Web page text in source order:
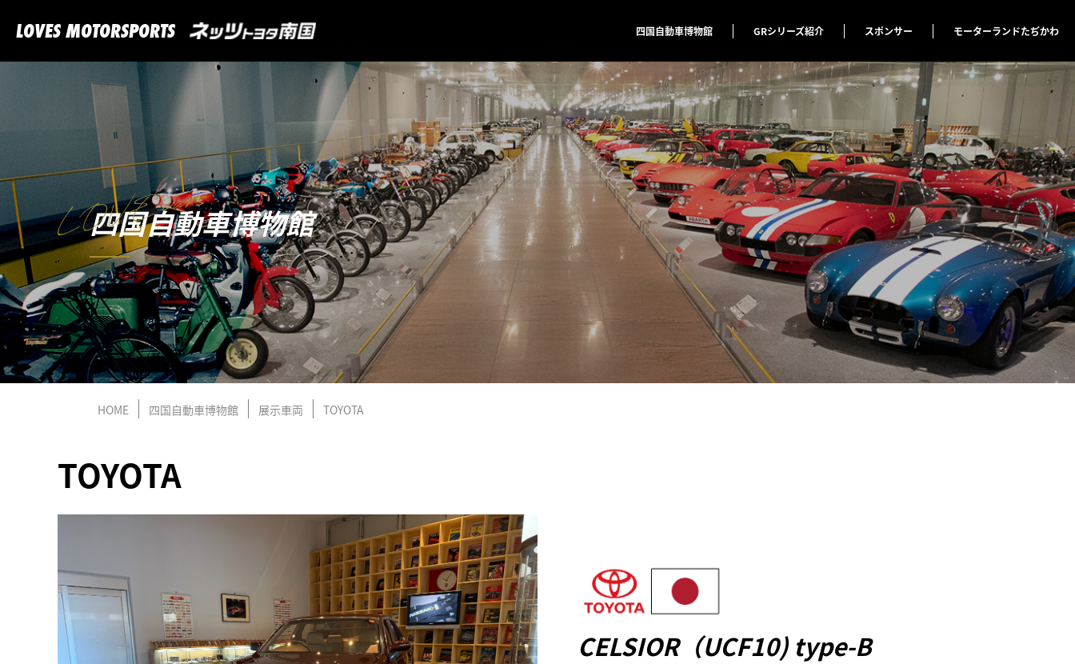
LOVES MOTORSPORTS 四国自動車博物館 GRシリーズ紹介 スポンサー モーターランドたぢかわ
四国自動車博物館
HOME 四国自動車博物館 展示車両 TOYOTA
TOYOTA
CELSIOR（UCF10) type-B